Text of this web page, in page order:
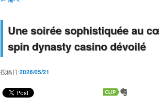
Une soirée sophistiquée au
spin dynasty casino dévoilé
投稿日:2026/05/21